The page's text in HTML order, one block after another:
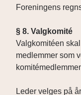
Foreningens
§ 8. Valgkomité
Valgkomitéen
medlemmer som
Leder velges på